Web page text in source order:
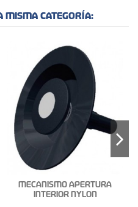
MISMA CATEGORÍA:
MECANISMO APERTURA
INTERIOR NYLON